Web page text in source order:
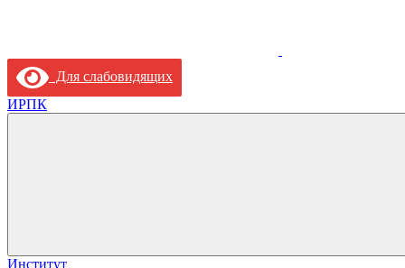
Для слабовидящих
ИРПК
Институт